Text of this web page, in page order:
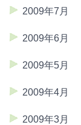
2009年7月
2009年6月
2009年5月
2009年4月
2009年3月